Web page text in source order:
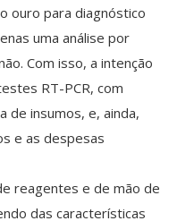
ouro para diagnóstico
uma análise por
Com isso, a intenção
RT-PCR, com
de insumos, e, ainda,
e as despesas
reagentes e de mão de
das características